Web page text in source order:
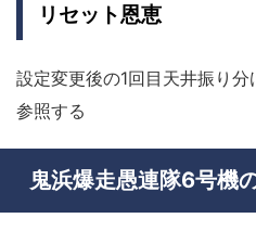
リセット恩恵
設定変更後の1回目天井振り
参照する
鬼浜爆走愚連隊6号機